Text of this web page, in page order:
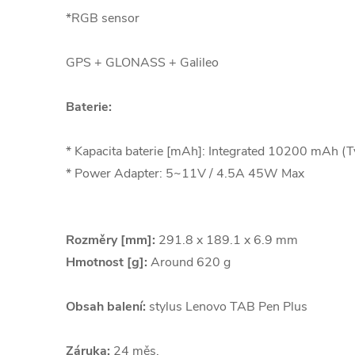
*RGB sensor
GPS + GLONASS + Galileo
Baterie:
* Kapacita baterie [mAh]: Integrated 10200 mAh
* Power Adapter: 5~11V / 4.5A 45W Max
Rozměry [mm]: 291.8 x 189.1 x 6.9 mm
Hmotnost [g]: Around 620 g
Obsah balení: stylus Lenovo TAB Pen Plus
Záruka: 24 měs.